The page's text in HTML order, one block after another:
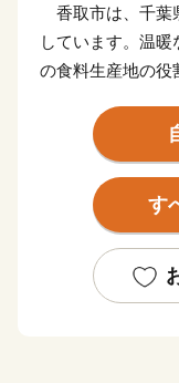
香取市は、千葉
しています。温
の食料生産地の役
広がっており、
の自然景観をは
本で初めて実測
指定史跡）のほ
伝統的建造物群
然・歴史・文化
す